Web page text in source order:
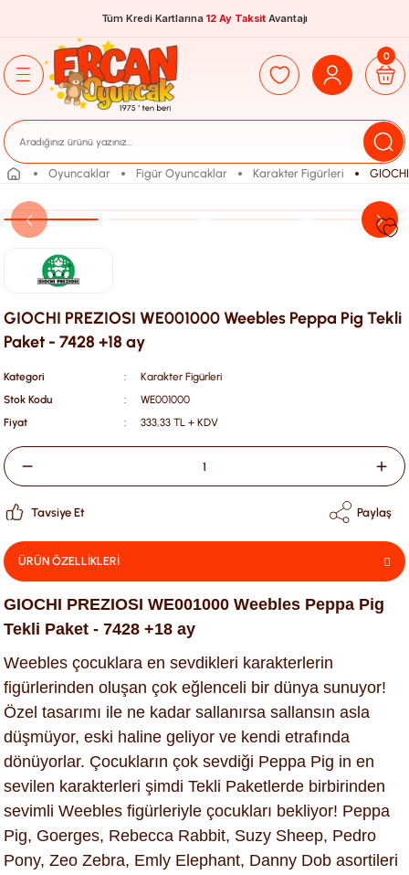
Tüm Kredi Kartlarına 12 Ay Taksit Avantajı
0
Oyuncaklar Figür Oyuncaklar Karakter Figürleri
GIOCHI PREZIOSI WE001000 Weebles Peppa Pig Tekli
Paket - 7428 +18 ay
Kategori
Karakter Figürleri
Stok Kodu
WE001000
Fiyat
333,33 TL + KDV
Tavsiye Et Paylaş
ÜRÜN ÖZELLİKLERİ
GIOCHI PREZIOSI WE001000 Weebles Peppa Pig
Tekli Paket - 7428 +18 ay
Weebles çocuklara en sevdikleri karakterlerin
figürlerinden oluşan çok eğlenceli bir dünya sunuyor!
Özel tasarımı ile ne kadar sallanırsa sallansın asla
düşmüyor, eski haline geliyor ve kendi etrafında
dönüyorlar. Çocukların çok sevdiği Peppa Pig in en
sevilen karakterleri şimdi Tekli Paketlerde birbirinden
sevimli Weebles figürleriyle çocukları bekliyor! Peppa
Pig, Goerges, Rebecca Rabbit, Suzy Sheep, Pedro
Pony, Zeo Zebra, Emly Elephant, Danny Dob asortileri